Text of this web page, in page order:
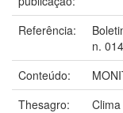
Referência:
n.
Conteúdo:
Thesagro:
Clima